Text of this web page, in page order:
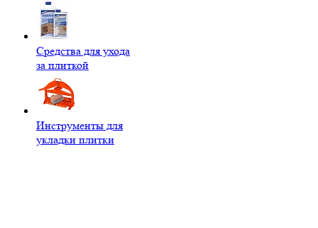
Средства для ухода
за плиткой
Инструменты для
укладки плитки